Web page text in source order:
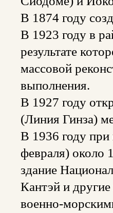
В 1874 году
В 1923 году в
результате
массовой
выполнения.
В 1927 году
(Линия Гинза)
В 1936 году при
февраля) около
здание
Кантэй и
военно-